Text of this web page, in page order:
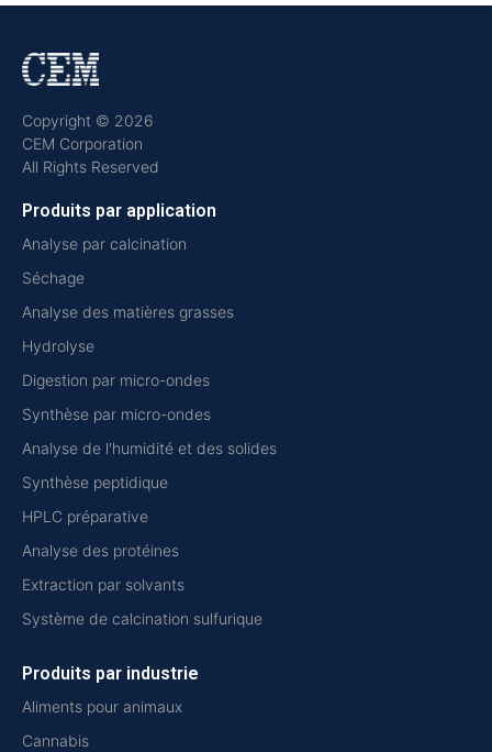
Copyright © 2026
CEM Corporation
All Rights Reserved
Produits par application
Analyse par calcination
Séchage
Analyse des matières grasses
Hydrolyse
Digestion par micro-ondes
Synthèse par micro-ondes
Analyse de l'humidité et des solides
Synthèse peptidique
HPLC préparative
Analyse des protéines
Extraction par solvants
Système de calcination sulfurique
Produits par industrie
Aliments pour animaux
Cannabis